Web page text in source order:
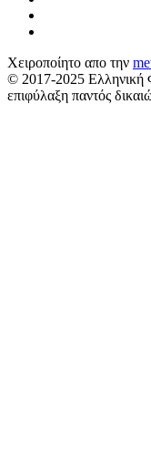
Χειροποίητο απο την
© 2017-2025 Ελληνική
επιφύλαξη παντός